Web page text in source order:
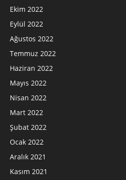
Ekim 2022
Eylül 2022
Ağustos 2022
Temmuz 2022
Haziran 2022
Mayıs 2022
Nisan 2022
Mart 2022
Şubat 2022
Ocak 2022
Aralık 2021
Kasım 2021